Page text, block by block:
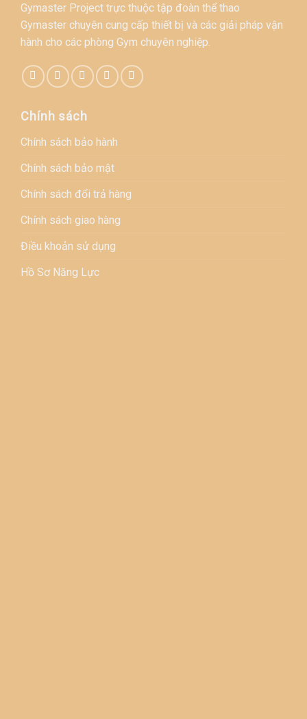
Gymaster Project trực thuộc tập đoàn thể thao
Gymaster chuyên cung cấp thiết bị và các giải pháp vận
hành cho các phòng Gym chuyên nghiệp.
Chính sách
Chính sách bảo hành
Chính sách bảo mật
Chính sách đổi trả hàng
Chính sách giao hàng
Điều khoản sử dụng
Hồ Sơ Năng Lực